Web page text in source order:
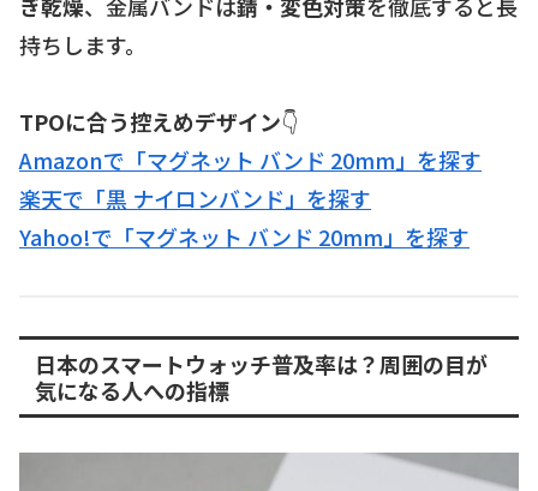
持ちします。
TPOに合う控えめデザイン👇
Amazonで「マグネット バンド 20mm」を探す
楽天で「黒 ナイロンバンド」を探す
Yahoo!で「マグネット バンド 20mm」を探す
日本のスマートウォッチ普及率は？周囲の目が
気になる人への指標